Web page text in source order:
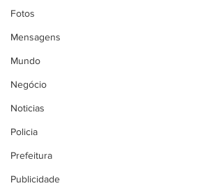
Fotos
Mensagens
Mundo
Negócio
Noticias
Policia
Prefeitura
Publicidade